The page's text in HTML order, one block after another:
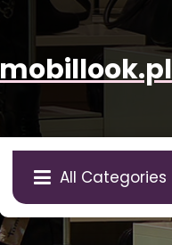
mobillook.pl
All Categories